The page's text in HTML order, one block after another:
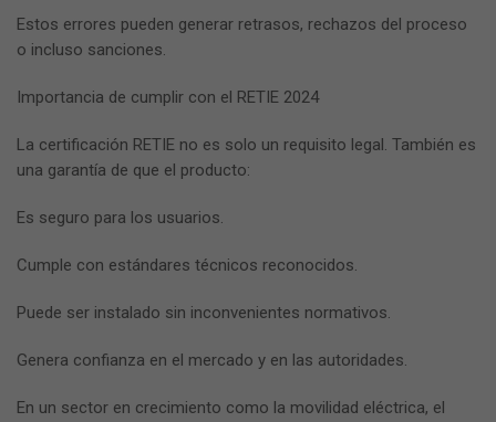
Estos errores pueden generar retrasos, rechazos del proceso
o incluso sanciones.
Importancia de cumplir con el RETIE 2024
La certificación RETIE no es solo un requisito legal. También es
una garantía de que el producto:
Es seguro para los usuarios.
Cumple con estándares técnicos reconocidos.
Puede ser instalado sin inconvenientes normativos.
Genera confianza en el mercado y en las autoridades.
En un sector en crecimiento como la movilidad eléctrica, el